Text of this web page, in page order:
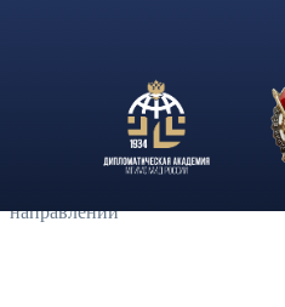
«Профессиональная среда», в
встречи смогли больше узнать о
экономического развития
интересующие их вопросы
направлений